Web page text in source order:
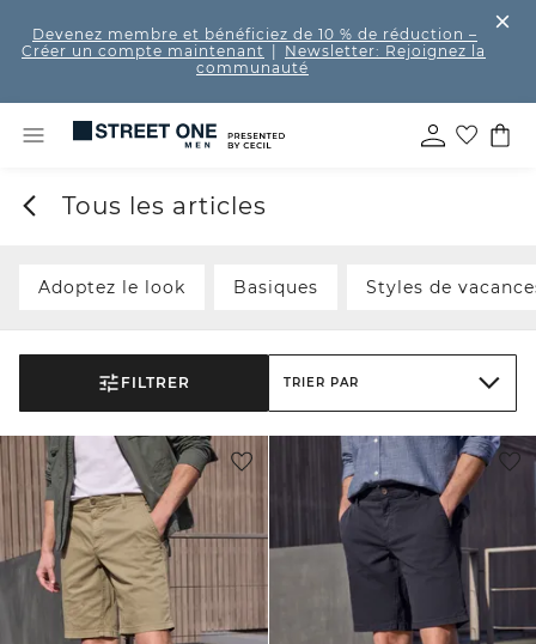
Devenez membre et bénéficiez de 10 % de réduction –
Créer un compte maintenant
Newsletter: Rejoignez la
communauté
Tous les articles
Adoptez le look Basiques Styles de
FILTRER TRIER PAR